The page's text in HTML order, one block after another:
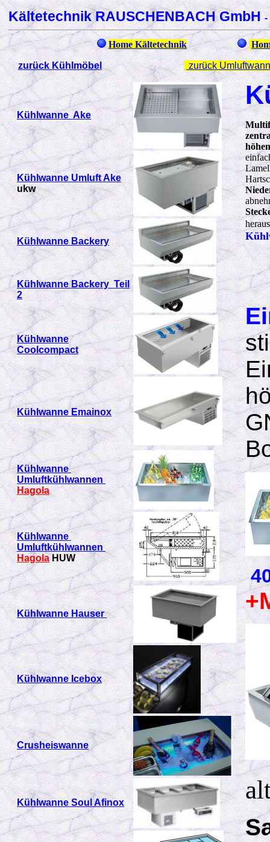
Kältetechnik RAUSCHENBACH GmbH-
Home Kältetechnik
zurück Kühlmöbel zurück
Kühlwanne Ake
Kühlwanne Umluft Ake
ukw
Kühlwanne Backery
Kühlwanne Backery Teil
2
Kühlwanne
Coolcompact
Kühlwanne Emainox
Kühlwanne
Umluftkühlwannen
Hagola
Kühlwanne
Umluftkühlwannen
Hagola HUW
Kühlwanne Hauser
Kühlwanne Icebox
Crusheiswanne
Kühlwanne Soul Afinox